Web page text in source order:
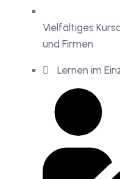
Vielfältiges
und Firmen
Lernen im